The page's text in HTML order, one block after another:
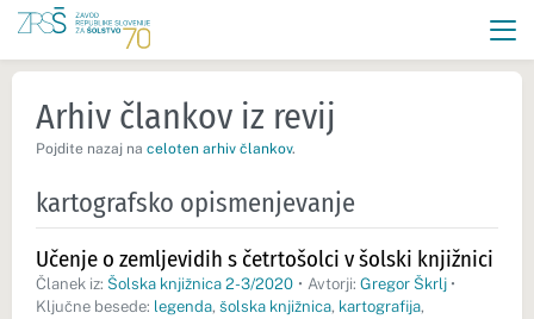
Arhiv člankov iz revij
Pojdite nazaj na celoten arhiv člankov.
kartografsko opismenjevanje
Učenje o zemljevidih s četrtošolci v šolski knjižnici
Članek iz: Šolska knjižnica 2-3/2020 • Avtorji: Gregor Škrlj •
Ključne besede: legenda, šolska knjižnica, kartografija,